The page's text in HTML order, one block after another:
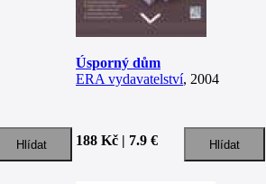
Úsporný dům
ERA vydavatelství, 2004
188 Kč | 7.9 €